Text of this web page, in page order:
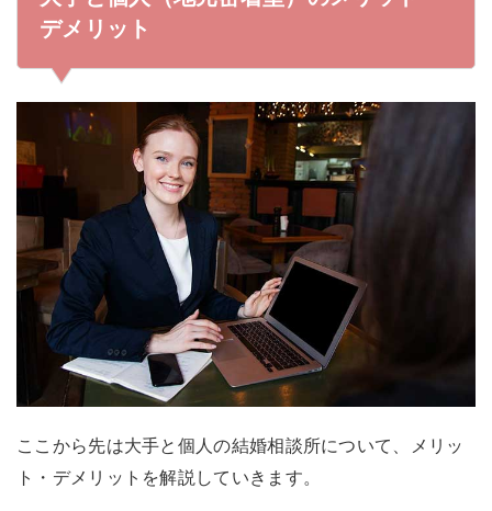
デメリット
ここから先は大手と個人の結婚相談所について、メリッ
ト・デメリットを解説していきます。